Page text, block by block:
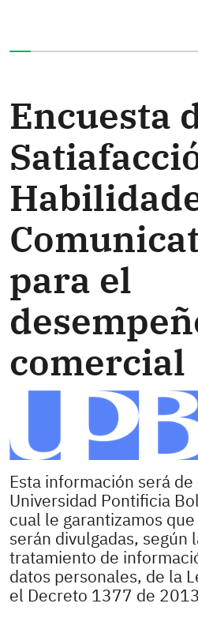
Encuesta
para el
comercial
Esta información será
Universidad Pontificia
cual le garantizamos
serán divulgadas, según
tratamiento de
datos personales, de la
el Decreto 1377 de